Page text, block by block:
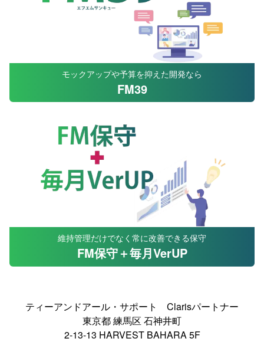
モックアップや予算を抑えた開発なら
FM39
維持管理だけでなく常に改善できる保守
FM保守＋毎月VerUP
ティーアンドアール・サポート Clarisパートナー
東京都 練馬区 石神井町
2-13-13 HARVEST BAHARA 5F